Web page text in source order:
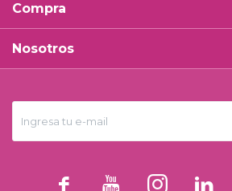
   
Compra
Nosotros